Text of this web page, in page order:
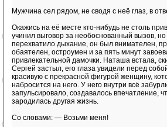
Мужчина сел рядом, не сводя с неё глаз, в
Окажись на её месте кто-нибудь не столь
учинил выговор за необоснованный вызов, но
перехватило дыхание, он был внимателен,
обаятелен, остроумен и за пять минут
привлекательной дамочки. Наташа встала,
Сергей застыл, его глаза увидели перед
красивую с прекрасной фигурой женщину,
набросится на него. У него внутри всё
запульсировало, создавалось впечатление,
зародилась другая жизнь.
Со словами: — Возьми меня!